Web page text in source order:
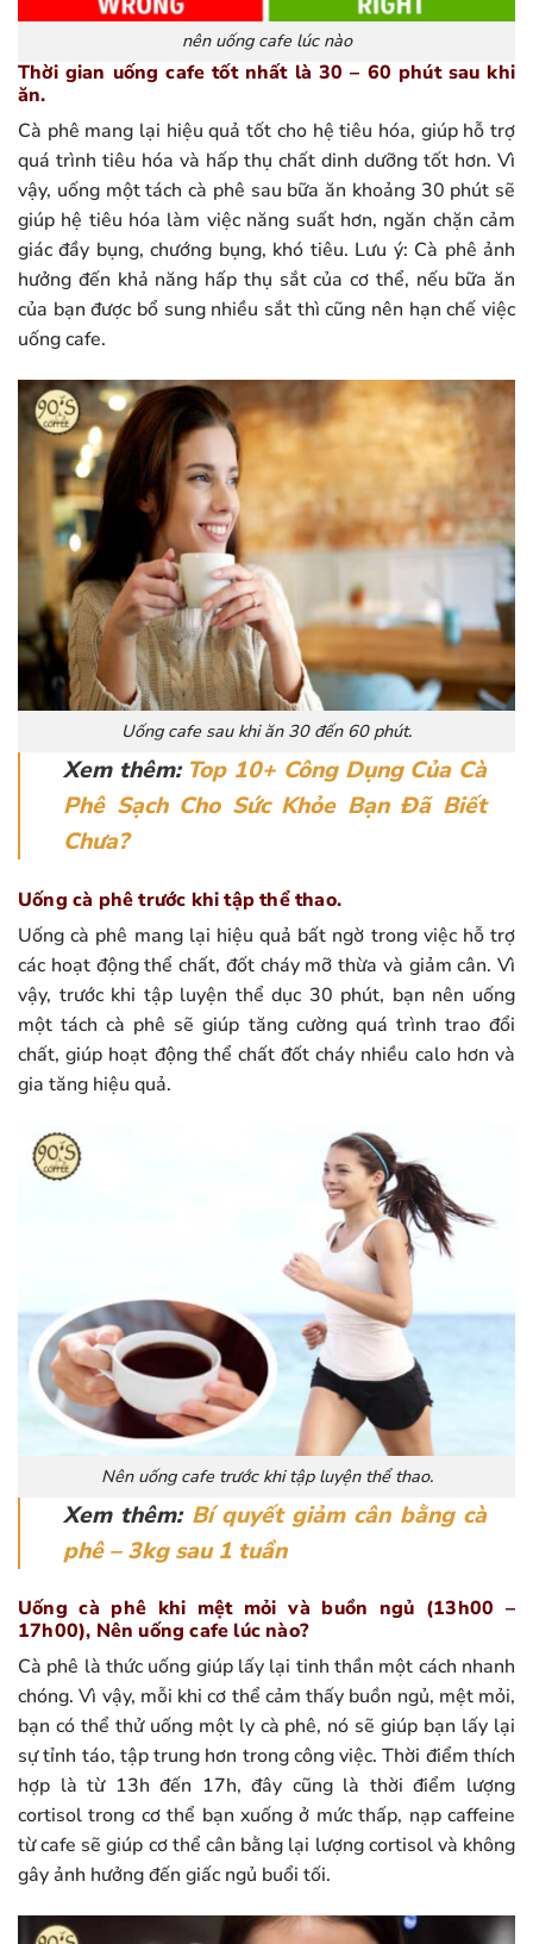
nên uống cafe lúc nào
Thời gian uống cafe tốt nhất là 30 – 60 phút sau khi
ăn.
Cà phê mang lại hiệu quả tốt cho hệ tiêu hóa, giúp hỗ trợ
quá trình tiêu hóa và hấp thụ chất dinh dưỡng tốt hơn. Vì
vậy, uống một tách cà phê sau bữa ăn khoảng 30 phút sẽ
giúp hệ tiêu hóa làm việc năng suất hơn, ngăn chặn cảm
giác đầy bụng, chướng bụng, khó tiêu. Lưu ý: Cà phê ảnh
hưởng đến khả năng hấp thụ sắt của cơ thể, nếu bữa ăn
của bạn được bổ sung nhiều sắt thì cũng nên hạn chế việc
uống cafe.
Uống cafe sau khi ăn 30 đến 60 phút.
Xem thêm:Top 10+ Công Dụng Của Cà
Phê Sạch Cho Sức Khỏe Bạn Đã Biết
Chưa?
Uống cà phê trước khi tập thể thao.
Uống cà phê mang lại hiệu quả bất ngờ trong việc hỗ trợ
các hoạt động thể chất, đốt cháy mỡ thừa và giảm cân. Vì
vậy, trước khi tập luyện thể dục 30 phút, bạn nên uống
một tách cà phê sẽ giúp tăng cường quá trình trao đổi
chất, giúp hoạt động thể chất đốt cháy nhiều calo hơn và
gia tăng hiệu quả.
Nên uống cafe trước khi tập luyện thể thao.
Xem thêm:Bí quyết giảm cân bằng cà
phê – 3kg sau 1 tuần
Uống cà phê khi mệt mỏi và buồn ngủ (13h00 –
17h00), Nên uống cafe lúc nào?
Cà phê là thức uống giúp lấy lại tinh thần một cách nhanh
chóng. Vì vậy, mỗi khi cơ thể cảm thấy buồn ngủ, mệt mỏi,
bạn có thể thử uống một ly cà phê, nó sẽ giúp bạn lấy lại
sự tỉnh táo, tập trung hơn trong công việc. Thời điểm thích
hợp là từ 13h đến 17h, đây cũng là thời điểm lượng
cortisol trong cơ thể bạn xuống ở mức thấp, nạp caffeine
từ cafe sẽ giúp cơ thể cân bằng lại lượng cortisol và không
gây ảnh hưởng đến giấc ngủ buổi tối.